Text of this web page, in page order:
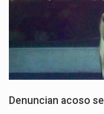
Denuncian acoso